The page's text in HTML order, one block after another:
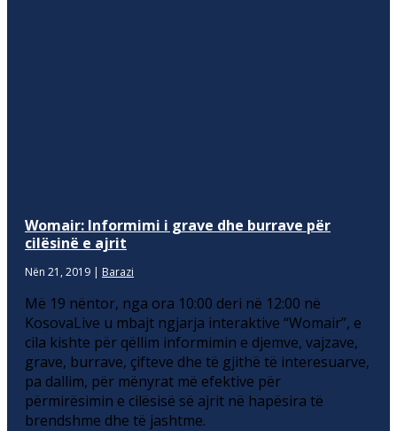
Womair: Informimi i grave dhe burrave për
cilësinë e ajrit
Nën 21, 2019 | Barazi
Më 19 nëntor, nga ora 10:00 deri në 12:00 në
KosovaLive u mbajt ngjarja interaktive “Womair”, e
cila kishte për qëllim informimin e djemve, vajzave,
grave, burrave, çifteve dhe të gjithë të interesuarve,
pa dallim, për mënyrat më efektive për
përmirësimin e cilësisë së ajrit në hapësira të
brendshme dhe të jashtme.